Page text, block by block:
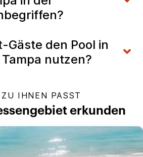
Gäste den Pool in
nutzen?
ZU IHNEN PASST
erkunden